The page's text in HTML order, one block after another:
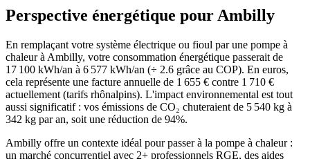
Perspective énergétique pour Ambilly
En remplaçant votre système électrique ou fioul par une pompe à
chaleur à Ambilly, votre consommation énergétique passerait de
17 100 kWh/an à 6 577 kWh/an (÷ 2.6 grâce au COP). En euros,
cela représente une facture annuelle de 1 655 € contre 1 710 €
actuellement (tarifs rhônalpins). L'impact environnemental est tout
aussi significatif : vos émissions de CO₂ chuteraient de 5 540 kg à
342 kg par an, soit une réduction de 94%.
Ambilly offre un contexte idéal pour passer à la pompe à chaleur :
un marché concurrentiel avec 2+ professionnels RGE, des aides